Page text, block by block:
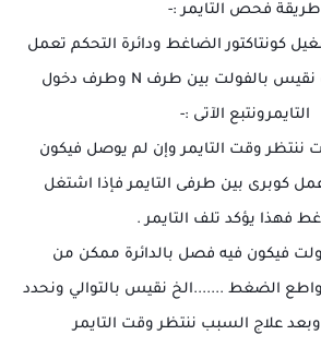
طريقة فحص التايمر :-
كونتاكتور الضاغط ودائرة التحكم تعمل
ب 220 أو244 فولت نقيس بالفولت بين طرف N وطرف دخول
التايمرونتبع الآتى :-
وجد 2200 فولت ننتظر وقت التايمر وإن لم يوصل فيكون
عمل كوبرى بين طرفى التايمر فإذا اشتغل
فهذا يؤكد تلف التايمر .
لا يوجد 2200 فولت فيكون فيه فصل بالدائرة ممكن من
الضغط .......الخ نقيس بالتوالي ونحدد
علاج السبب ننتظر وقت التايمر